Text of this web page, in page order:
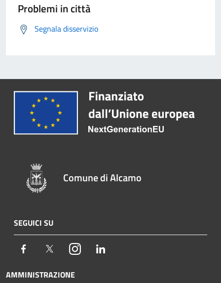
Problemi in città
Segnala disservizio
Comune di Alcamo
SEGUICI SU
Facebook TwitterInstagram
AMMINISTRAZIONE